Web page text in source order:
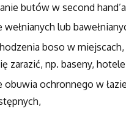
butów w second
wełnianych lub
boso w
zarazić, np. baseny,
obuwia ochronnego w